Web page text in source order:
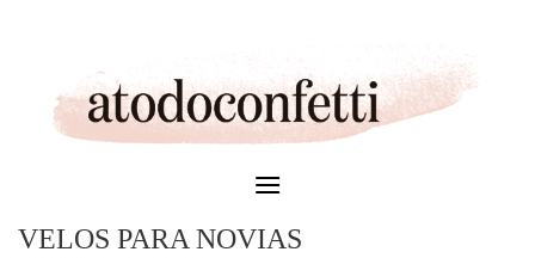
VELOS PARA NOVIAS